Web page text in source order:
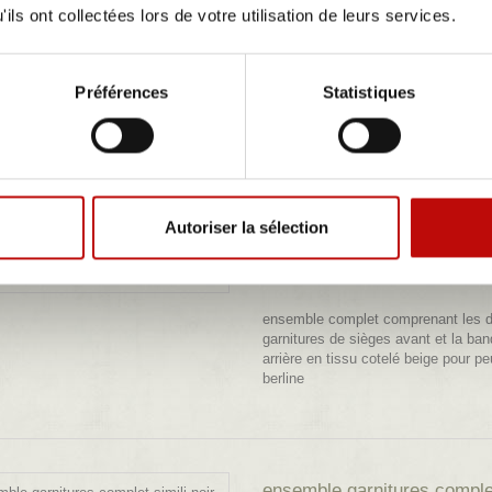
ont collectées lors de votre utilisation de leurs services.
Préférences Statistiques
Autoriser la sélection
modèle 404 berline
ensemble complet comprenant les
garnitures de sièges avant et la
arrière en tissu cotelé beige pour
berline